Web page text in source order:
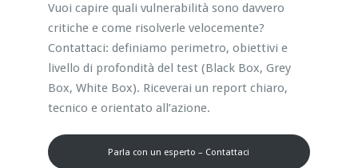
Vuoi capire quali vulnerabilità sono davvero
critiche e come risolverle velocemente?
Contattaci: definiamo perimetro, obiettivi e
livello di profondità del test (Black Box, Grey
Box, White Box). Riceverai un report chiaro,
tecnico e orientato all’azione.
Parla con un esperto – Contattaci